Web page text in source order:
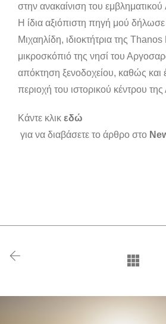
στην ανακαίνιση του
Η ίδια αξιόπιστη πηγή μού δήλωσε
Μιχαηλίδη, ιδιοκτήτρια της
μικροσκόπιό της νησί του
απόκτηση ξενοδοχείου, καθώς και
περιοχή του ιστορικού κέντρου
Κάντε κλικ εδώ
για να διαβάσετε το άρθρο στο